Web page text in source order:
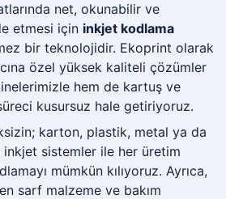
net, okunabilir ve
etmesi için inkjet kodlama
bir teknolojidir. Ekoprint olarak
özel yüksek kaliteli çözümler
hem de kartuş ve
kusursuz hale getiriyoruz.
karton, plastik, metal ya da
sistemler ile her üretim
mümkün kılıyoruz. Ayrıca,
sarf malzeme ve bakım